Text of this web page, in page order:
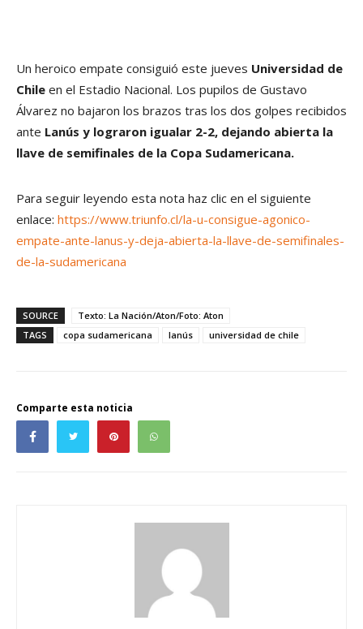
Un heroico empate consiguió este jueves Universidad de
Chile en el Estadio Nacional. Los pupilos de Gustavo
Álvarez no bajaron los brazos tras los dos golpes recibidos
ante Lanús y lograron igualar 2-2, dejando abierta la
llave de semifinales de la Copa Sudamericana.
Para seguir leyendo esta nota haz clic en el siguiente
enlace: https://www.triunfo.cl/la-u-consigue-agonico-
empate-ante-lanus-y-deja-abierta-la-llave-de-semifinales-
de-la-sudamericana
SOURCE
Texto: La Nación/Aton/Foto: Aton
TAGS
copa sudamericana lanús universidad de chile
Comparte esta noticia